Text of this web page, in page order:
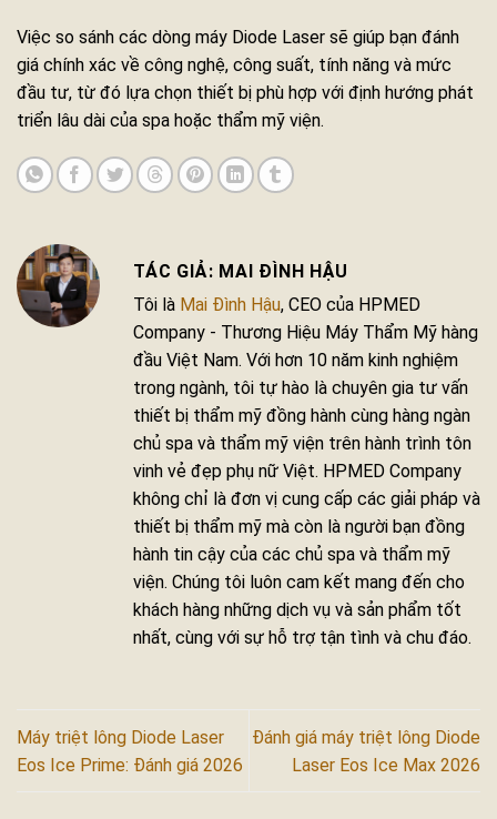
Việc so sánh các dòng máy Diode Laser sẽ giúp bạn đánh
giá chính xác về công nghệ, công suất, tính năng và mức
đầu tư, từ đó lựa chọn thiết bị phù hợp với định hướng phát
triển lâu dài của spa hoặc thẩm mỹ viện.
MAI ĐÌNH HẬU
Tôi là Mai Đình Hậu, CEO của HPMED
Company - Thương Hiệu Máy Thẩm Mỹ hàng
đầu Việt Nam. Với hơn 10 năm kinh nghiệm
trong ngành, tôi tự hào là chuyên gia tư vấn
thiết bị thẩm mỹ đồng hành cùng hàng ngàn
chủ spa và thẩm mỹ viện trên hành trình tôn
vinh vẻ đẹp phụ nữ Việt. HPMED Company
không chỉ là đơn vị cung cấp các giải pháp và
thiết bị thẩm mỹ mà còn là người bạn đồng
hành tin cậy của các chủ spa và thẩm mỹ
viện. Chúng tôi luôn cam kết mang đến cho
khách hàng những dịch vụ và sản phẩm tốt
nhất, cùng với sự hỗ trợ tận tình và chu đáo.
Máy triệt lông Diode Laser
Eos Ice Prime: Đánh giá 2026
Đánh giá máy triệt lông Diode
Laser Eos Ice Max 2026